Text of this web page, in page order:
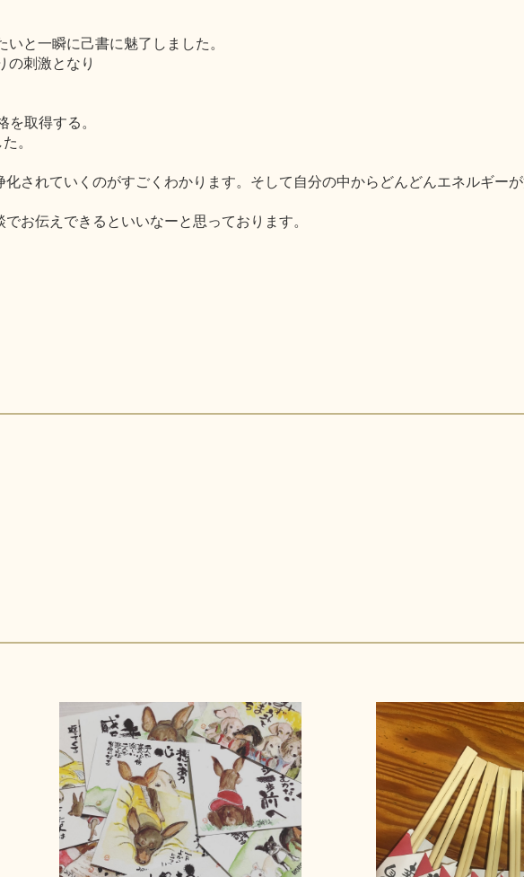
と一瞬に己書に魅了しました。
の刺激となり
取得する。
。
されていくのがすごくわかります。そして自分の中からどんどんエネルギー
お伝えできるといいなーと思っております。